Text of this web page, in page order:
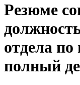
Резюме
отдела по
полный